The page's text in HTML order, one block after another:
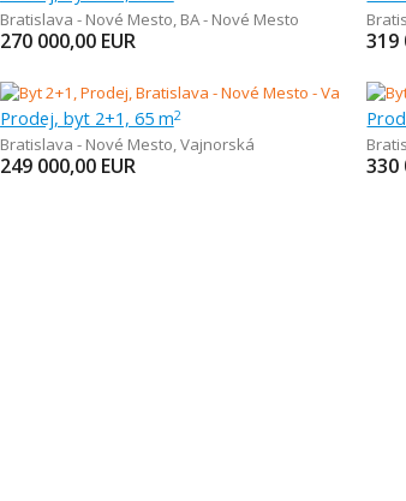
Bratislava - Nové Mesto, BA - Nové Mesto
270 000,00 EUR 319
Prodej, byt 2+1, 65 m2
Bratislava - Nové Mesto,Vajnorská
249 000,00 EUR 330